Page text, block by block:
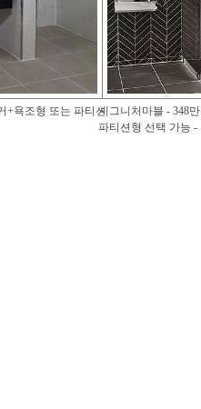
+욕조형 또는 파티션시그니처마블 - 348
파티션형 선택 가능 -